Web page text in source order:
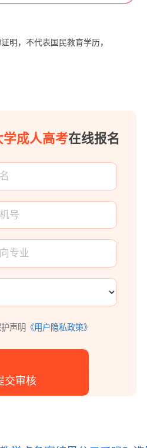
明，不代表国民教育学历，
成人高考在线报名
声明 《用户隐私政策》